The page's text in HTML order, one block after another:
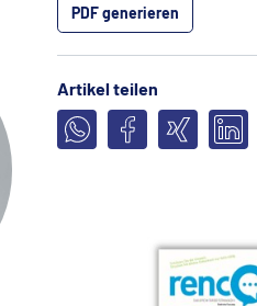
PDF generieren
Artikel teilen